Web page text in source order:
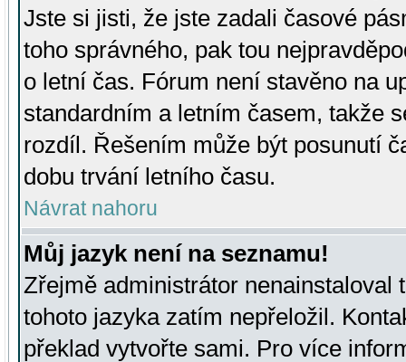
Jste si jisti, že jste zadali časové
toho správného, pak tou
o letní čas. Fórum není stavěno na
standardním a letním časem, takže
rozdíl. Řešením může být posunutí
dobu trvání letního času.
Návrat nahoru
Můj jazyk není na seznamu!
Zřejmě administrátor nenainstaloval
tohoto jazyka zatím nepřeložil.
překlad vytvořte sami. Pro více